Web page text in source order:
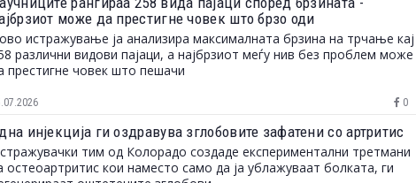
може да престигне човек што брзо оди
истражување ја анализира максималната брзина на трчање кај
различни видови пајаци, а најбрзиот меѓу нив без проблем може
престигне човек што пешачи
0
инјекција ги оздравува зглобовите зафатени со артритис
тим од Колорадо создаде експериментални третмани
остеоартритис кои наместо само да ја ублажуваат болката, ги